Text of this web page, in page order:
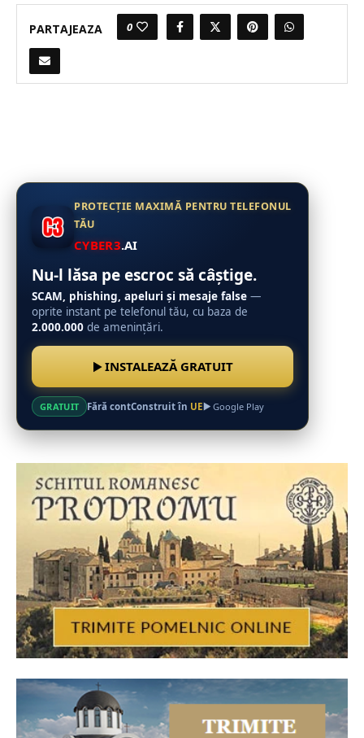
PARTAJEAZA 0
PROTECȚIE MAXIMĂ PENTRU TELEFONUL
TĂU
CYBER3.AI
Nu-l lăsa pe escroc să câștige.
SCAM, phishing, apeluri și mesaje false —
oprite instant pe telefonul tău, cu baza de
2.000.000 de amenințări.
INSTALEAZĂ GRATUIT
GRATUIT Fără contConstruit în UE Google Play